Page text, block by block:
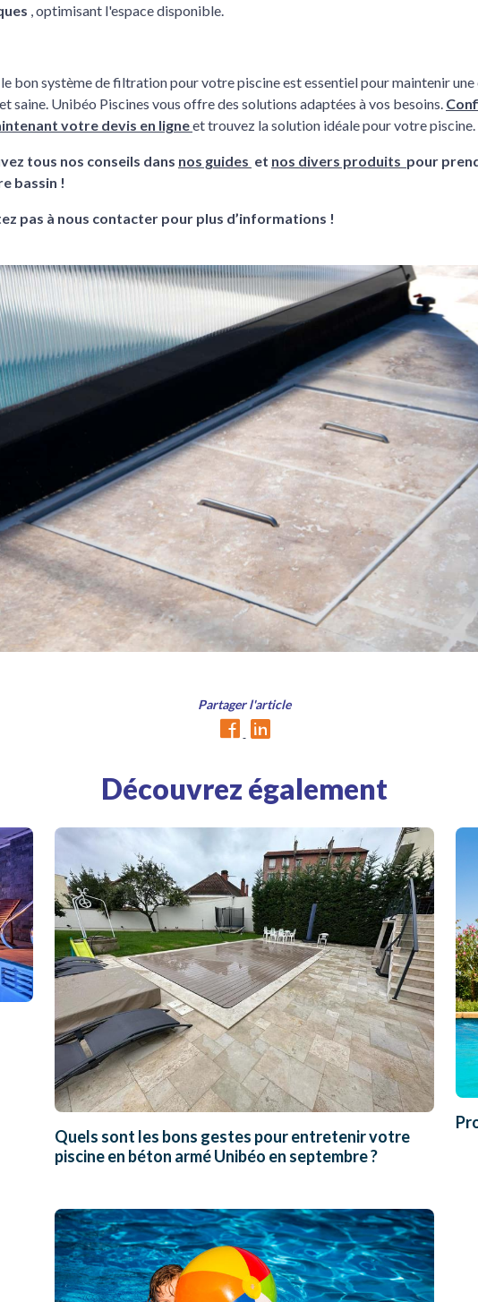
, optimisant l'espace disponible.
bon système de filtration pour votre piscine est essentiel pour maintenir une
saine. Unibéo Piscines vous offre des solutions adaptées à vos besoins.
votre devis en ligneet trouvez la solution idéale pour votre piscine.
tous nos conseils dans nos guides et nos divers produits pour
bassin !
pas à nous contacter pour plus d’informations !
Partager l'article
Découvrez également
Quels sont les bons gestes pour entretenir votre
piscine en béton armé Unibéo en septembre ?